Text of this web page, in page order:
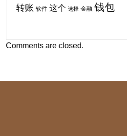
转账 软件 这个 选择 金融 钱包
Comments are closed.